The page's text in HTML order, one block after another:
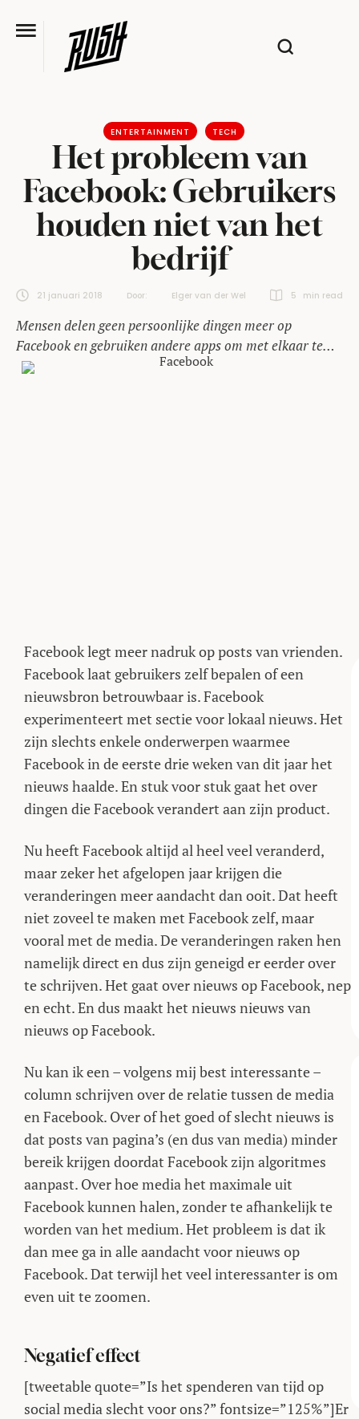
ENTERTAINMENT TECH
Het probleem van
Facebook: Gebruikers
houden niet van het
bedrijf
21 januari 2018 Door: Elger van der Wel 5 min read
Mensen delen geen persoonlijke dingen meer op
Facebook en gebruiken andere apps om met elkaar te
communiceren. Maar aan wie ligt dat?
Facebook legt meer nadruk op posts van vrienden.
Facebook laat gebruikers zelf bepalen of een
nieuwsbron betrouwbaar is. Facebook
experimenteert met sectie voor lokaal nieuws. Het
zijn slechts enkele onderwerpen waarmee
Facebook in de eerste drie weken van dit jaar het
nieuws haalde. En stuk voor stuk gaat het over
dingen die Facebook verandert aan zijn product.
Nu heeft Facebook altijd al heel veel veranderd,
maar zeker het afgelopen jaar krijgen die
veranderingen meer aandacht dan ooit. Dat heeft
niet zoveel te maken met Facebook zelf, maar
vooral met de media. De veranderingen raken hen
namelijk direct en dus zijn geneigd er eerder over
te schrijven. Het gaat over nieuws op Facebook, nep
en echt. En dus maakt het nieuws nieuws van
nieuws op Facebook.
Nu kan ik een – volgens mij best interessante –
column schrijven over de relatie tussen de media
en Facebook. Over of het goed of slecht nieuws is
dat posts van pagina’s (en dus van media) minder
bereik krijgen doordat Facebook zijn algoritmes
aanpast. Over hoe media het maximale uit
Facebook kunnen halen, zonder te afhankelijk te
worden van het medium. Het probleem is dat ik
dan mee ga in alle aandacht voor nieuws op
Facebook. Dat terwijl het veel interessanter is om
even uit te zoomen.
Negatief effect
[tweetable quote=”Is het spenderen van tijd op
social media slecht voor ons?” fontsize=”125%”]Er